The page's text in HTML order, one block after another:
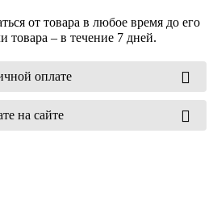
от товара в любое время до его
товара – в течение 7 дней.
оплате
на сайте